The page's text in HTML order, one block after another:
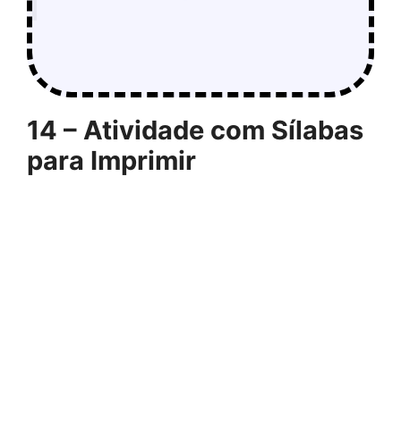
14 – Atividade com Sílabas
para Imprimir